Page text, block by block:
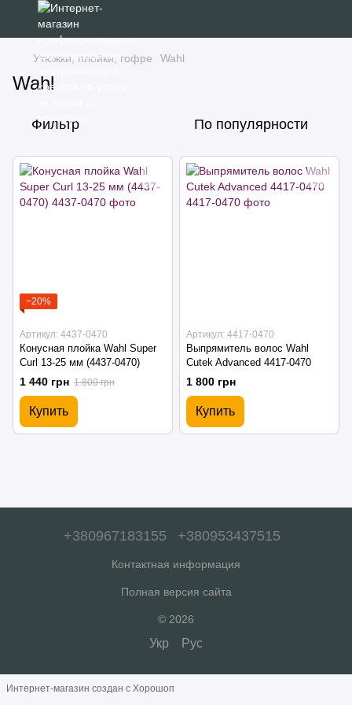
Утюжки, плойки, гофре Wahl
Wahl
Фильтр По популярности
−20%
Артикул: 4437-0470
Конусная плойка Wahl Super
Curl 13-25 мм (4437-0470)
1 440 грн 1 800 грн
Купить
Артикул: 4417-0470
Выпрямитель волос Wahl
Cutek Advanced 4417-0470
1 800 грн
Купить
+380967183155 +380953437515
Контактная информация
Полная версия сайта
© 2026
Укр Рус
Интернет-магазин создан с Хорошоп